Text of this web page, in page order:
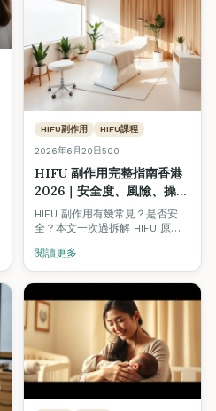
HIFU副作用 HIFU課程
2026年6月20日500
HIFU 副作用完整指南香港
2026｜安全度、風險、操作
員資歷如何揀
HIFU 副作用有幾常見？是否安
全？本文一次過拆解 HIFU 原
群、揀療程必問 5 條問題，並介
紹想入行做激光 / 美容儀器操作
員的 VTCT / ITEC Level 4 課程
路線。
閱讀更多